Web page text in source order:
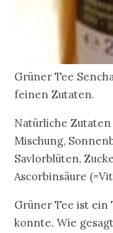
Grüner Tee
feinen Zutaten.
Natürliche Zutaten
Mischung,
Savlorblüten,
Ascorbinsäure
Grüner Tee ist
konnte. Wie